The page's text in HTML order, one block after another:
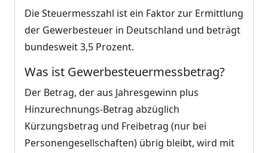
Die Steuermesszahl ist ein Faktor zur Ermittlung
der Gewerbesteuer in Deutschland und beträgt
bundesweit 3,5 Prozent.
Was ist Gewerbesteuermessbetrag?
Der Betrag, der aus Jahresgewinn plus
Hinzurechnungs-Betrag abzüglich
Kürzungsbetrag und Freibetrag (nur bei
Personengesellschaften) übrig bleibt, wird mit